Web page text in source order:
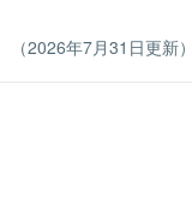
2026年7月31日更新）